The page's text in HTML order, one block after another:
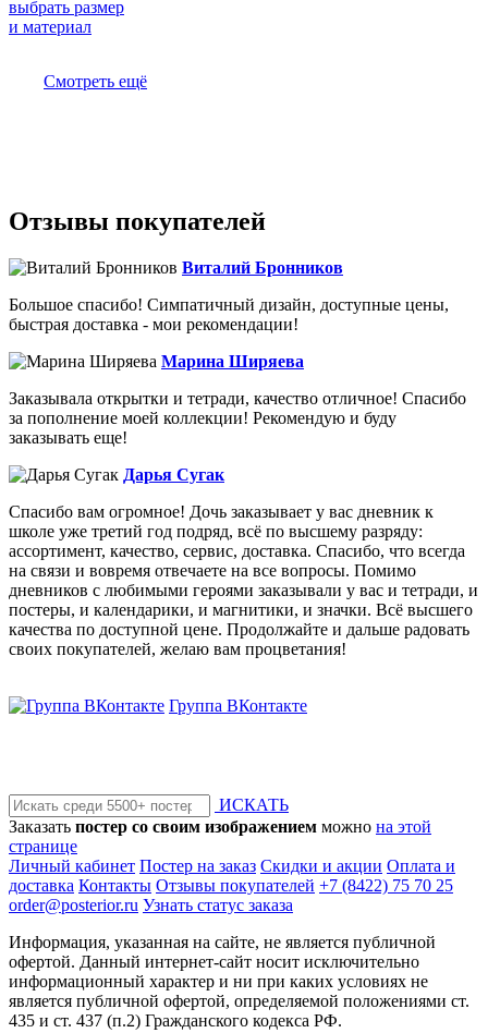
выбрать размер
и материал
Смотреть ещё
Отзывы покупателей
Виталий Бронников
Большое спасибо! Симпатичный дизайн, доступные цены,
быстрая доставка - мои рекомендации!
Марина Ширяева
Заказывала открытки и тетради, качество отличное! Спасибо
за пополнение моей коллекции! Рекомендую и буду
заказывать еще!
Дарья Сугак
Спасибо вам огромное! Дочь заказывает у вас дневник к
школе уже третий год подряд, всё по высшему разряду:
ассортимент, качество, сервис, доставка. Спасибо, что всегда
на связи и вовремя отвечаете на все вопросы. Помимо
дневников с любимыми героями заказывали у вас и тетради, и
постеры, и календарики, и магнитики, и значки. Всё высшего
качества по доступной цене. Продолжайте и дальше радовать
своих покупателей, желаю вам процветания!
Группа ВКонтакте
ИСКАТЬ
Заказать постер со своим изображением можно на этой
странице
Личный кабинет Постер на заказ Скидки и акции Оплата и
доставка Контакты Отзывы покупателей +7 (8422) 75 70 25
order@posterior.ru Узнать статус заказа
Информация, указанная на сайте, не является публичной
офертой. Данный интернет-сайт носит исключительно
информационный характер и ни при каких условиях не
является публичной офертой, определяемой положениями ст.
435 и ст. 437 (п.2) Гражданского кодекса РФ.